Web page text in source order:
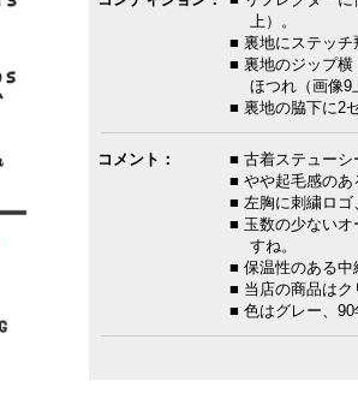
上）。
■ 裏地にステッチ
■ 裏地のジップ横
ほつれ（画像9
■ 裏地の脇下に2
コメント：
■ 古着ステューシ
■ やや起毛感のあ
■ 左胸に刺繍ロゴ
■ 玉数の少ないオ
すね。
■ 保温性のある中
■ 当店の商品はク
■ 色はグレー、90